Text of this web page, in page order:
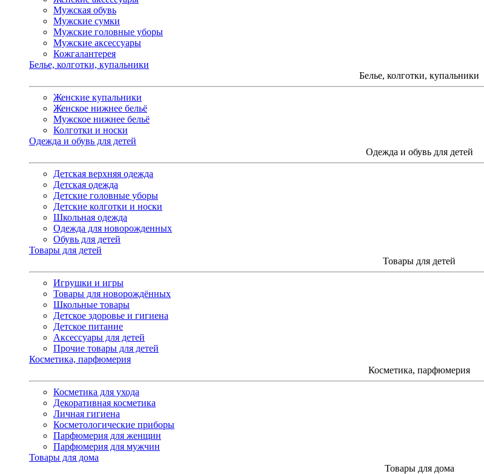
Мужская обувь
Мужские сумки
Мужские головные уборы
Мужские аксессуары
Кожгалантерея
Белье, колготки, купальники
Белье, колготки, купальники
Женские купальники
Женское нижнее бельё
Мужское нижнее бельё
Колготки и носки
Одежда и обувь для детей
Одежда и обувь для детей
Детская верхняя одежда
Детская одежда
Детские головные уборы
Детские колготки и носки
Школьная одежда
Одежда для новорожденных
Обувь для детей
Товары для детей
Товары для детей
Игрушки и игры
Товары для новорождённых
Школьные товары
Детское здоровье и гигиена
Детское питание
Аксессуары для детей
Прочие товары для детей
Косметика, парфюмерия
Косметика, парфюмерия
Косметика для ухода
Декоративная косметика
Личная гигиена
Косметологические приборы
Парфюмерия для женщин
Парфюмерия для мужчин
Товары для дома
Товары для дома